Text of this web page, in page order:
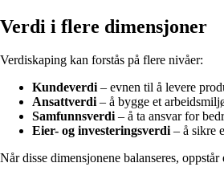
Verdi i flere dimensjoner
Verdiskaping kan forstås på flere nivåer:
Kundeverdi– evnen til å levere
Ansattverdi– å bygge et
Samfunnsverdi– å ta ansvar for
Eier- og investeringsverdi– å sikre
Når disse dimensjonene balanseres,